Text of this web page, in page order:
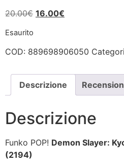
20.00€ Il
era:
16.00€
è:
Esaurito
COD: 889698906050
Descrizione
Descrizione
Funko POP! Demon Slayer:
(2194)